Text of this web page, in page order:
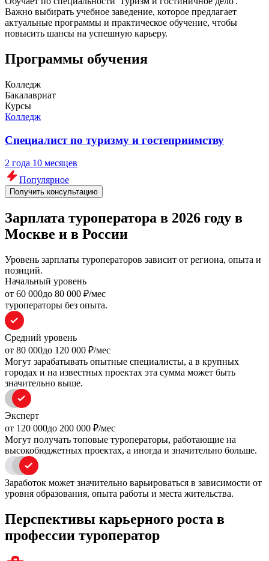
Важно выбирать учебное заведение, которое предлагает
актуальные программы и практическое обучение, чтобы
повысить шансы на успешную карьеру.
Программы обучения
Колледж
Бакалавриат
Курсы
Колледж
Специалист по туризму и гостеприимству
2 года 10 месяцев
Популярное
Получить консультацию
Зарплата туроператора в 2026 году в
Москве и в России
Уровень зарплаты туроператоров зависит от региона, опыта и
позиций.
Начальный уровень
oт 60 000до 80 000 ₽/мес
туроператоры без опыта.
Средний уровень
oт 80 000до 120 000 ₽/мес
Могут зарабатывать опытные специалисты, а в крупных
городах и на известных проектах эта сумма может быть
значительно выше.
Эксперт
oт 120 000до 200 000 ₽/мес
Могут получать топовые туроператоры, работающие на
высокобюджетных проектах, а иногда и значительно больше.
Заработок может значительно варьироваться в зависимости от
уровня образования, опыта работы и места жительства.
Перспективы карьерного роста в
профессии туроператор